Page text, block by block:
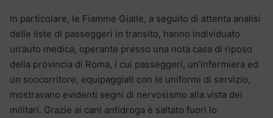
In particolare, le Fiamme Gialle, a seguito di attenta analisi
delle liste di passeggeri in transito, hanno individuato
un’auto medica, operante presso una nota casa di riposo
della provincia di Roma, i cui passeggeri, un’infermiera ed
un soccorritore, equipaggiati con le uniformi di servizio,
mostravano evidenti segni di nervosismo alla vista dei
militari. Grazie ai cani antidroga è saltato fuori lo